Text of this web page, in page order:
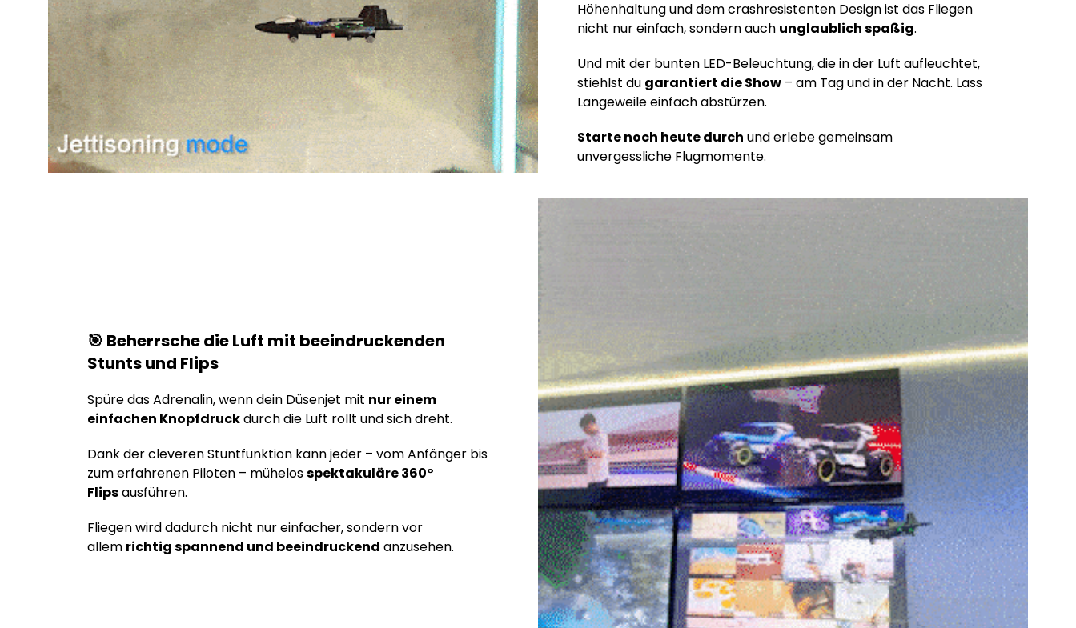
Höhenhaltung und dem crashresistenten Design ist das Fliegen
nicht nur einfach, sondern auch unglaublich spaßig.
Und mit der bunten LED-Beleuchtung, die in der Luft aufleuchtet,
stiehlst du garantiert die Show– am Tag und in der Nacht. Lass
Langeweile einfach abstürzen.
Starte noch heute durch und erlebe gemeinsam
unvergessliche Flugmomente.
🎯 Beherrsche die Luft mit beeindruckenden
Stunts und Flips
Spüre das Adrenalin, wenn dein Düsenjet mit nur einem
einfachen Knopfdruckdurch die Luft rollt und sich dreht.
Dank der cleveren Stuntfunktion kann jeder – vom Anfänger bis
zum erfahrenen Piloten – mühelosspektakuläre 360°
Flipsausführen.
Fliegen wird dadurch nicht nur einfacher, sondern vor
allem richtig spannend und beeindruckend anzusehen.